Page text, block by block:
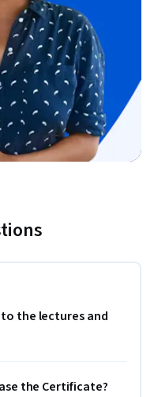
to the lectures and
the Certificate?